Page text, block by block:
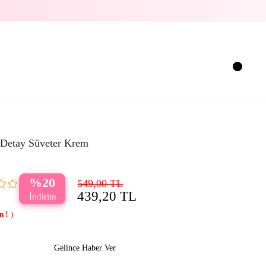
Süveter Krem
20 549,00 TL
439,20 TL
Gelince Haber Ver